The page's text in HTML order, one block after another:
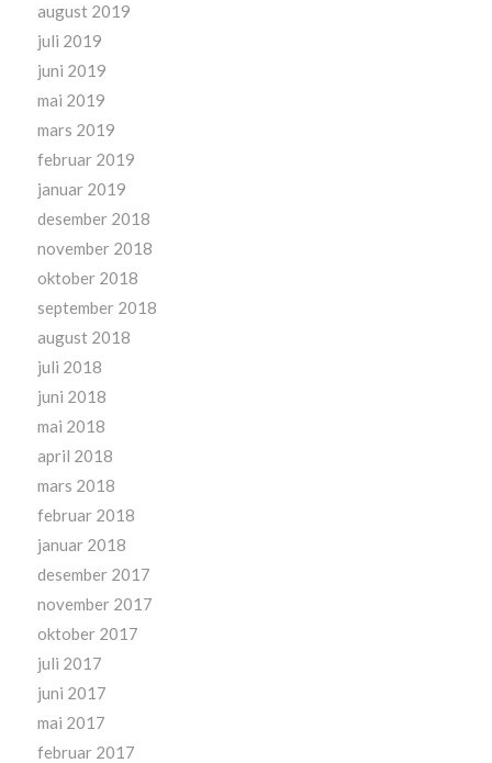
august 2019
juli 2019
juni 2019
mai 2019
mars 2019
februar 2019
januar 2019
desember 2018
november 2018
oktober 2018
september 2018
august 2018
juli 2018
juni 2018
mai 2018
april 2018
mars 2018
februar 2018
januar 2018
desember 2017
november 2017
oktober 2017
juli 2017
juni 2017
mai 2017
februar 2017